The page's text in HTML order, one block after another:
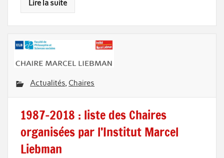
Lire la suite
Actualités, Chaires
1987-2018 : liste des Chaires
organisées par l’Institut Marcel
Liebman